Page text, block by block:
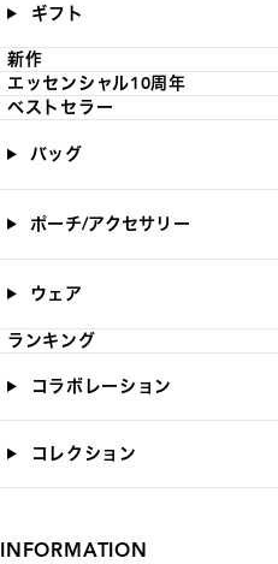
ギフト
新作
エッセンシャル10周年
ベストセラー
バッグ
ポーチ/アクセサリー
ウェア
ランキング
コラボレーション
コレクション
INFORMATION